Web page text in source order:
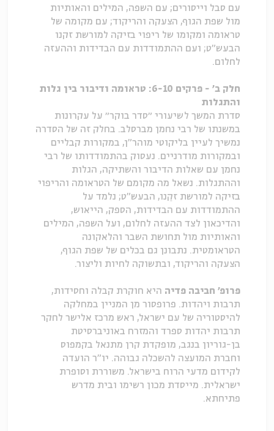
עם סבל וייסורים; עם השפה, המילים והאותיות
מול שפת הגוף, הצעקה והריקוד; עם מקומה של
טראומה ומקומו של ריפוי בזיקה למורשת זקנו
הבעש"ט; ועם ההתמודדות עם הבדידות וההעזה
לחלום.
חלק ב' - פרקים 6-10: טראומה ודיבור בין גלות
והתגלות
סדרת המשך לשיעורי ״סדר בוקר״ על עקרונות
במשנתו של רבי נחמן מברסלב. בחלק זה של הסדרה
נמשיך לעיין בליקוטי מוהר"ן, במקורות קבליים
ובמקורות מודרניים. נעסוק בהתמודדותו של רבי
נחמן עם שאלות הדיבור והשתיקה, הגלות
וההתגלות. נשאל מה מקומם של הטראומה והריפוי
בזיקה למורשת זקֵנו, הבעש"ט; נלמד על
ההתמודדות עם הבדידות, הספק, הייאוש,
והדיכאון לצד ההעזה לחלום, ועל השפה, המילים
והאותיות מול תחושת השבר והלאקונה
הטראומטית. נתבונן גם בכלים של שפת הגוף,
הצעקה והריקוד, ובתשוקה לחיות וליצור.
פרופ' חביבה פדיה היא חוקרת קבלה וחסידות,
תרבות ויהדות. פרופסור מן המניין במחלקה
להיסטוריה של עם ישראל, ראש מרכז אלישר לחקר
תרבות יהדות ספרד והמזרח באוניברסיטת
בן-גוריון בנגב, מופקדת קרן מתנאל בקמפוס
וחברת המועצה להשכלה גבוהה. יו"ר הועדה
לקידום מדעי הרוח בישראל. משוררת וסופרת
ישראלית. מייסדת מכון רשימו ובית מדרש
פתיחתא.